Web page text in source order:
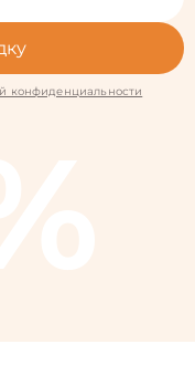
конфиденциальности